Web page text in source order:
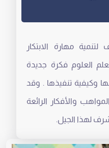
مهارة الابتكار
العلوم فكرة جديدة
وكيفية تنفيذها . وقد
والأفكار الرائعة
لهذا الجيل.